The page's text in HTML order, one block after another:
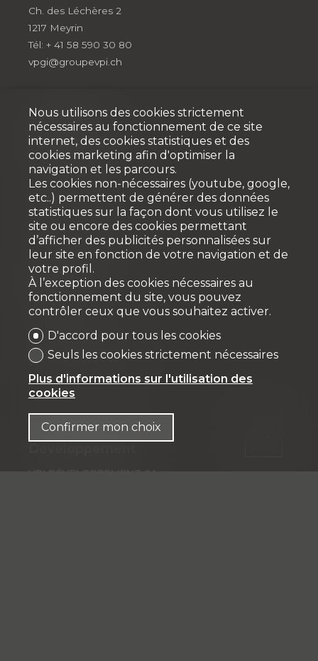
Ch. des Léchères 2
1217 Meyrin
Tél: + 41 58 590 30 80
vpgi@groupevpi.ch
Courtage
VPI COURTAGE SA
VPI Properties
Rue Pedro-Meylan 5
1208 Genève
Tél: +41 58 590 30 20
info@vpicourtage.ch
info@vpiproperties.ch
VPI COURTAGE SA
(VAUD)
Route de Suisse 8a
1163 Etoy
Tél: +41 58 590 30 10
info@vpicourtage.ch
info@vpiproperties.ch
Nous utilisons des cookies strictement
nécessaires au fonctionnement de ce site
internet, des cookies statistiques et des
cookies marketing afin d'optimiser la
navigation et les parcours.
Les cookies non-nécessaires (youtube, google,
etc..) permettent de générer des données
statistiques sur la façon dont vous utilisez le
site ou encore des cookies permettant
d’afficher des publicités personnalisées sur
leur site en fonction de votre navigation et de
votre profil.
À l’exception des cookies nécessaires au
fonctionnement du site, vous pouvez
contrôler ceux que vous souhaitez activer.
D'accord pour tous les cookies
Seuls les cookies strictement nécessaires
Plus d'informations sur l'utilisation des
cookies
Confirmer mon choix